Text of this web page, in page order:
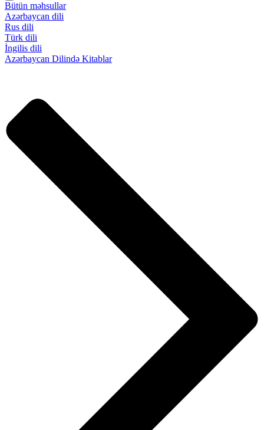
Bütün məhsullar
Azərbaycan dili
Rus dili
Türk dili
İngilis dili
Azərbaycan Dilində Kitablar